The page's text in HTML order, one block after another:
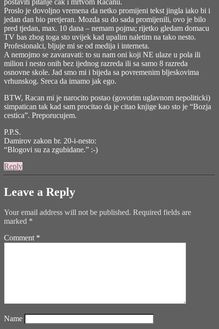
Proslo je dovoljno vremena da netko promijeni tekst jingla iako bi i
jedan dan bio pretjeran. Mozda su do sada promijenili, ovo je bilo
pred tjedan, max. 10 dana – nemam pojma; rijetko gledam domacu
TV bas zbog toga sto uvijek kad upalim naletim na tako nesto.
Profesionalci, bljuje mi se od medija i interneta.
A nemojmo se zavaravati: to su nam oni koji NE ulaze u pola ili
milion i nesto onih bez ijednog razreda ili sa samo 8 razreda
osnovne skole. Jad smo mi i bijeda sa povremenim bljeskovima
vrhunskog. Sreca da imamo jak ego.
BTW, Racan mi je narocito postao (govorim uglavnom nepoliticki)
simpatican tak kad sam procitao da je citao knjige kao sto je “Bozja
cestica”. Preporucujem.
P.P.S.
Damirov zakon br. 20-i-nesto:
“Blogovi su za zgubidane.” :-)
Reply
Leave a Reply
Your email address will not be published. Required fields are
marked *
Comment *
Name